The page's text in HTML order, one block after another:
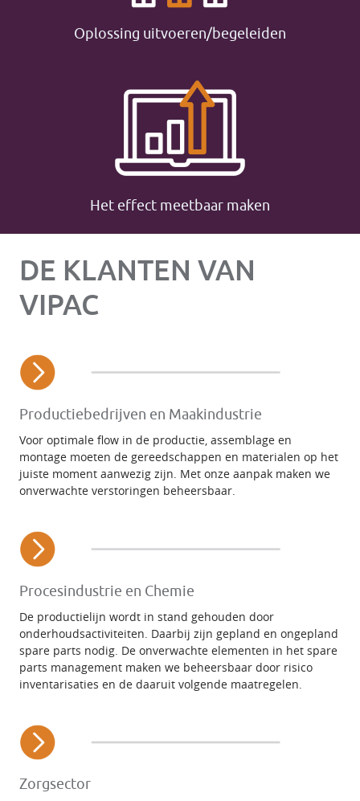
Oplossing uitvoeren/begeleiden
Het effect meetbaar maken
DE KLANTEN VAN
VIPAC
Productiebedrijven en Maakindustrie
Voor optimale flow in de productie, assemblage en
montage moeten de gereedschappen en materialen op het
juiste moment aanwezig zijn. Met onze aanpak maken we
onverwachte verstoringen beheersbaar.
Procesindustrie en Chemie
De productielijn wordt in stand gehouden door
onderhoudsactiviteiten. Daarbij zijn gepland en ongepland
spare parts nodig. De onverwachte elementen in het spare
parts management maken we beheersbaar door risico
inventarisaties en de daaruit volgende maatregelen.
Zorgsector